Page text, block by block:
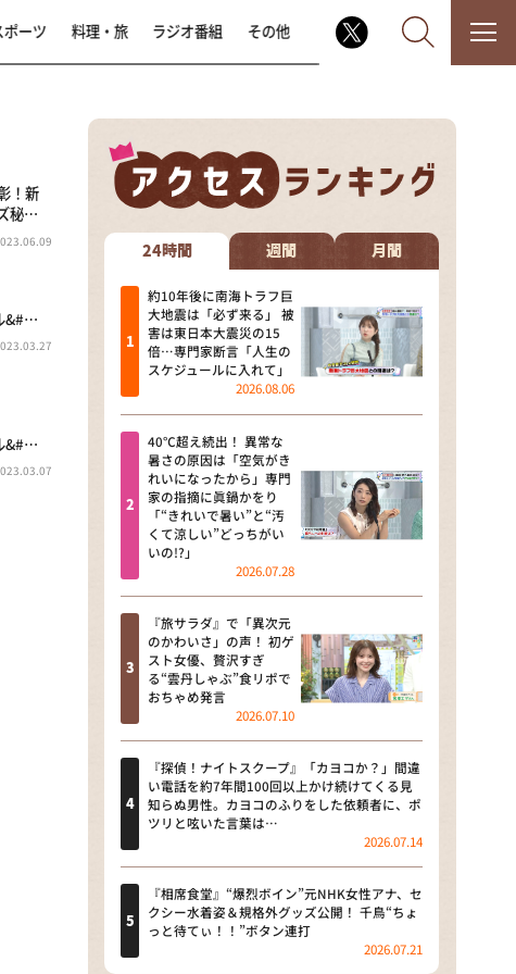
なるみ・岡村の過ぎるTV
相席食堂
これ余談なんですけど・・・
～人生密着トークバラエティ！
～ やすとものいたって真剣です
探偵！ナイトスクープ
news おかえり
河合＆A.B.C-Z塚田×福井アナ
「なんでやねん！？」（news お
かえり）
DAIGOも台所 ～きょうの献立 何
にする？～
本日はダイアンなり！シーズン２
朝だ！生です旅サラダ
教えて！ニュースライブ 正義の
ミカタ
ＬＩＦＥ～夢のカタチ～
新婚さんいらっしゃい！
ポツンと一軒家
ザキ山小屋本館
ポーツ 料理・旅 ラジオ番組 その他
！新
秘…
&#…
&#…
24時間 週間 月間
約10年後に南海トラフ巨
大地震は「必ず来る」 被
害は東日本大震災の15
倍…専門家断言「人生の
スケジュールに入れて」
2026.08.06
40℃超え続出！ 異常な
暑さの原因は「空気がき
れいになったから」専門
家の指摘に眞鍋かをり
「“きれいで暑い”と“汚
くて涼しい”どっちがい
いの!?」
2026.07.28
『旅サラダ』で「異次元
のかわいさ」の声！ 初ゲ
スト女優、贅沢すぎ
る“雲丹しゃぶ”食リポで
おちゃめ発言
2026.07.10
『探偵！ナイトスクープ』「カヨコか？」間違
い電話を約7年間100回以上かけ続けてくる見
知らぬ男性。カヨコのふりをした依頼者に、ポ
ツリと呟いた言葉は…
2026.07.14
『相席食堂』“爆烈ボイン”元NHK女性アナ、セ
クシー水着姿＆規格外グッズ公開！ 千鳥“ちょ
っと待てぃ！！”ボタン連打
2026.07.21